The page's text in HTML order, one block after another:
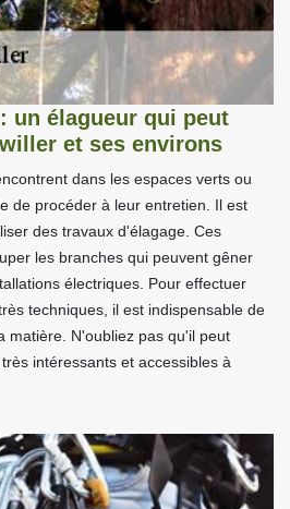
un élagueur qui peut
et ses environs
dans les espaces verts ou
de procéder à leur entretien. Il est
des travaux d'élagage. Ces
les branches qui peuvent gêner
électriques. Pour effectuer
techniques, il est indispensable de
matière. N'oubliez pas qu'il peut
intéressants et accessibles à